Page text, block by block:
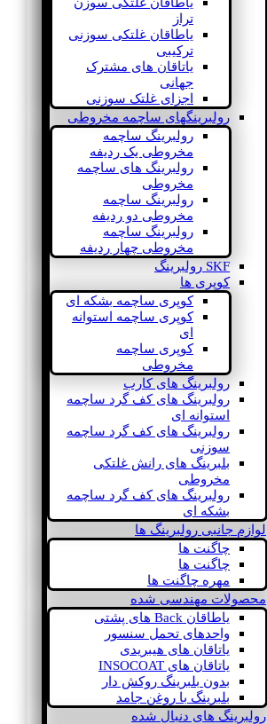
تراز
یاطاقان غلتکی سوزنی
ترکیبی
یاتاقان های مشترک
جهانی
اجزای غلتک سوزنی
رولبرینگهای ساچمه مخروطی
رولبرینگ ساچمه
مخروطی یک ردیفه
رولبرینگ های ساچمه
مخروطی
رولبرینگ ساچمه
مخروطی دو ردیفه
رولبرینگ ساچمه
مخروطی چهار ردیفه
SKF رولبرینگ
کوپری ها
کوپری ساچمه بشکه ای
کوپری ساچمه استوانه
ای
کوپری ساچمه
مخروطی
رولبرینگ های کارب
رولبرینگ های کف گرد ساچمه
استوانه ای
رولبرینگ های کف گرد ساچمه
سوزنی
بلبرینگ های رانش غلتکی
مخروطی
رولبرینگ های کف گرد ساچمه
بشکه ای
لوازم جانبی رولبرینگ ها
چاگنت ها
چاگنت ها
مهره چاگنت ها
محصولات مهندسی شده
یاطاقان Back های پشتی
واحدهای تحمل سنسور
یاتاقان های هیبریدی
یاتاقان های INSOCOAT
بدون بلبرینگ روکش دار
بلبرینگ با روغن جامد
رولبرینگ های دنبال شده